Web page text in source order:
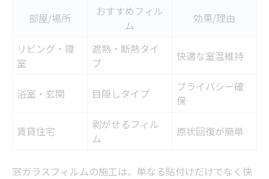
部屋/場所
おすすめフィル
ム
効果/理由
リビング・寝
室
遮熱・断熱タイ
プ
快適な室温維持
浴室・玄関 目隠しタイプ
プライバシー確
保
賃貸住宅
剥がせるフィル
ム
原状回復が簡単
窓ガラスフィルムの施工は、単なる貼付けだけでなく快